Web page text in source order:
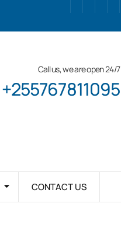
Call us, we are open 24/7
+255767811095
CONTACT US